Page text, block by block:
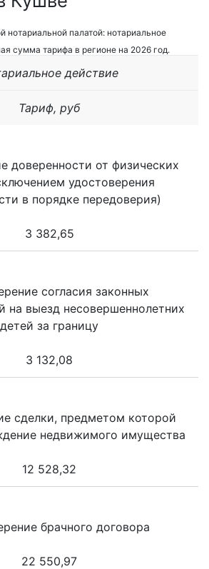
палатой: нотариальное
сумма тарифа в регионе на 2026 год.
действие
Тариф, руб
доверенности от физических
удостоверения
в порядке передоверия)
3 382,65
согласия законных
на выезд несовершеннолетних
детей за границу
3 132,08
сделки, предметом которой
недвижимого имущества
12 528,32
брачного договора
22 550,97